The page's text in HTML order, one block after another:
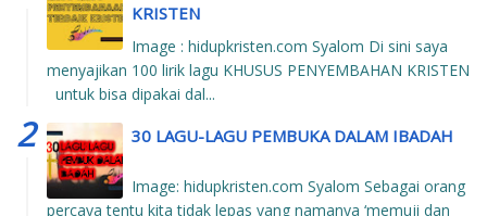
KRISTEN
Image : hidupkristen.com Syalom Di sini saya
menyajikan 100 lirik lagu KHUSUS PENYEMBAHAN KRISTEN
untuk bisa dipakai dal...
30 LAGU-LAGU PEMBUKA DALAM IBADAH
Image: hidupkristen.com Syalom Sebagai orang
percaya tentu kita tidak lepas yang namanya ‘memuji dan